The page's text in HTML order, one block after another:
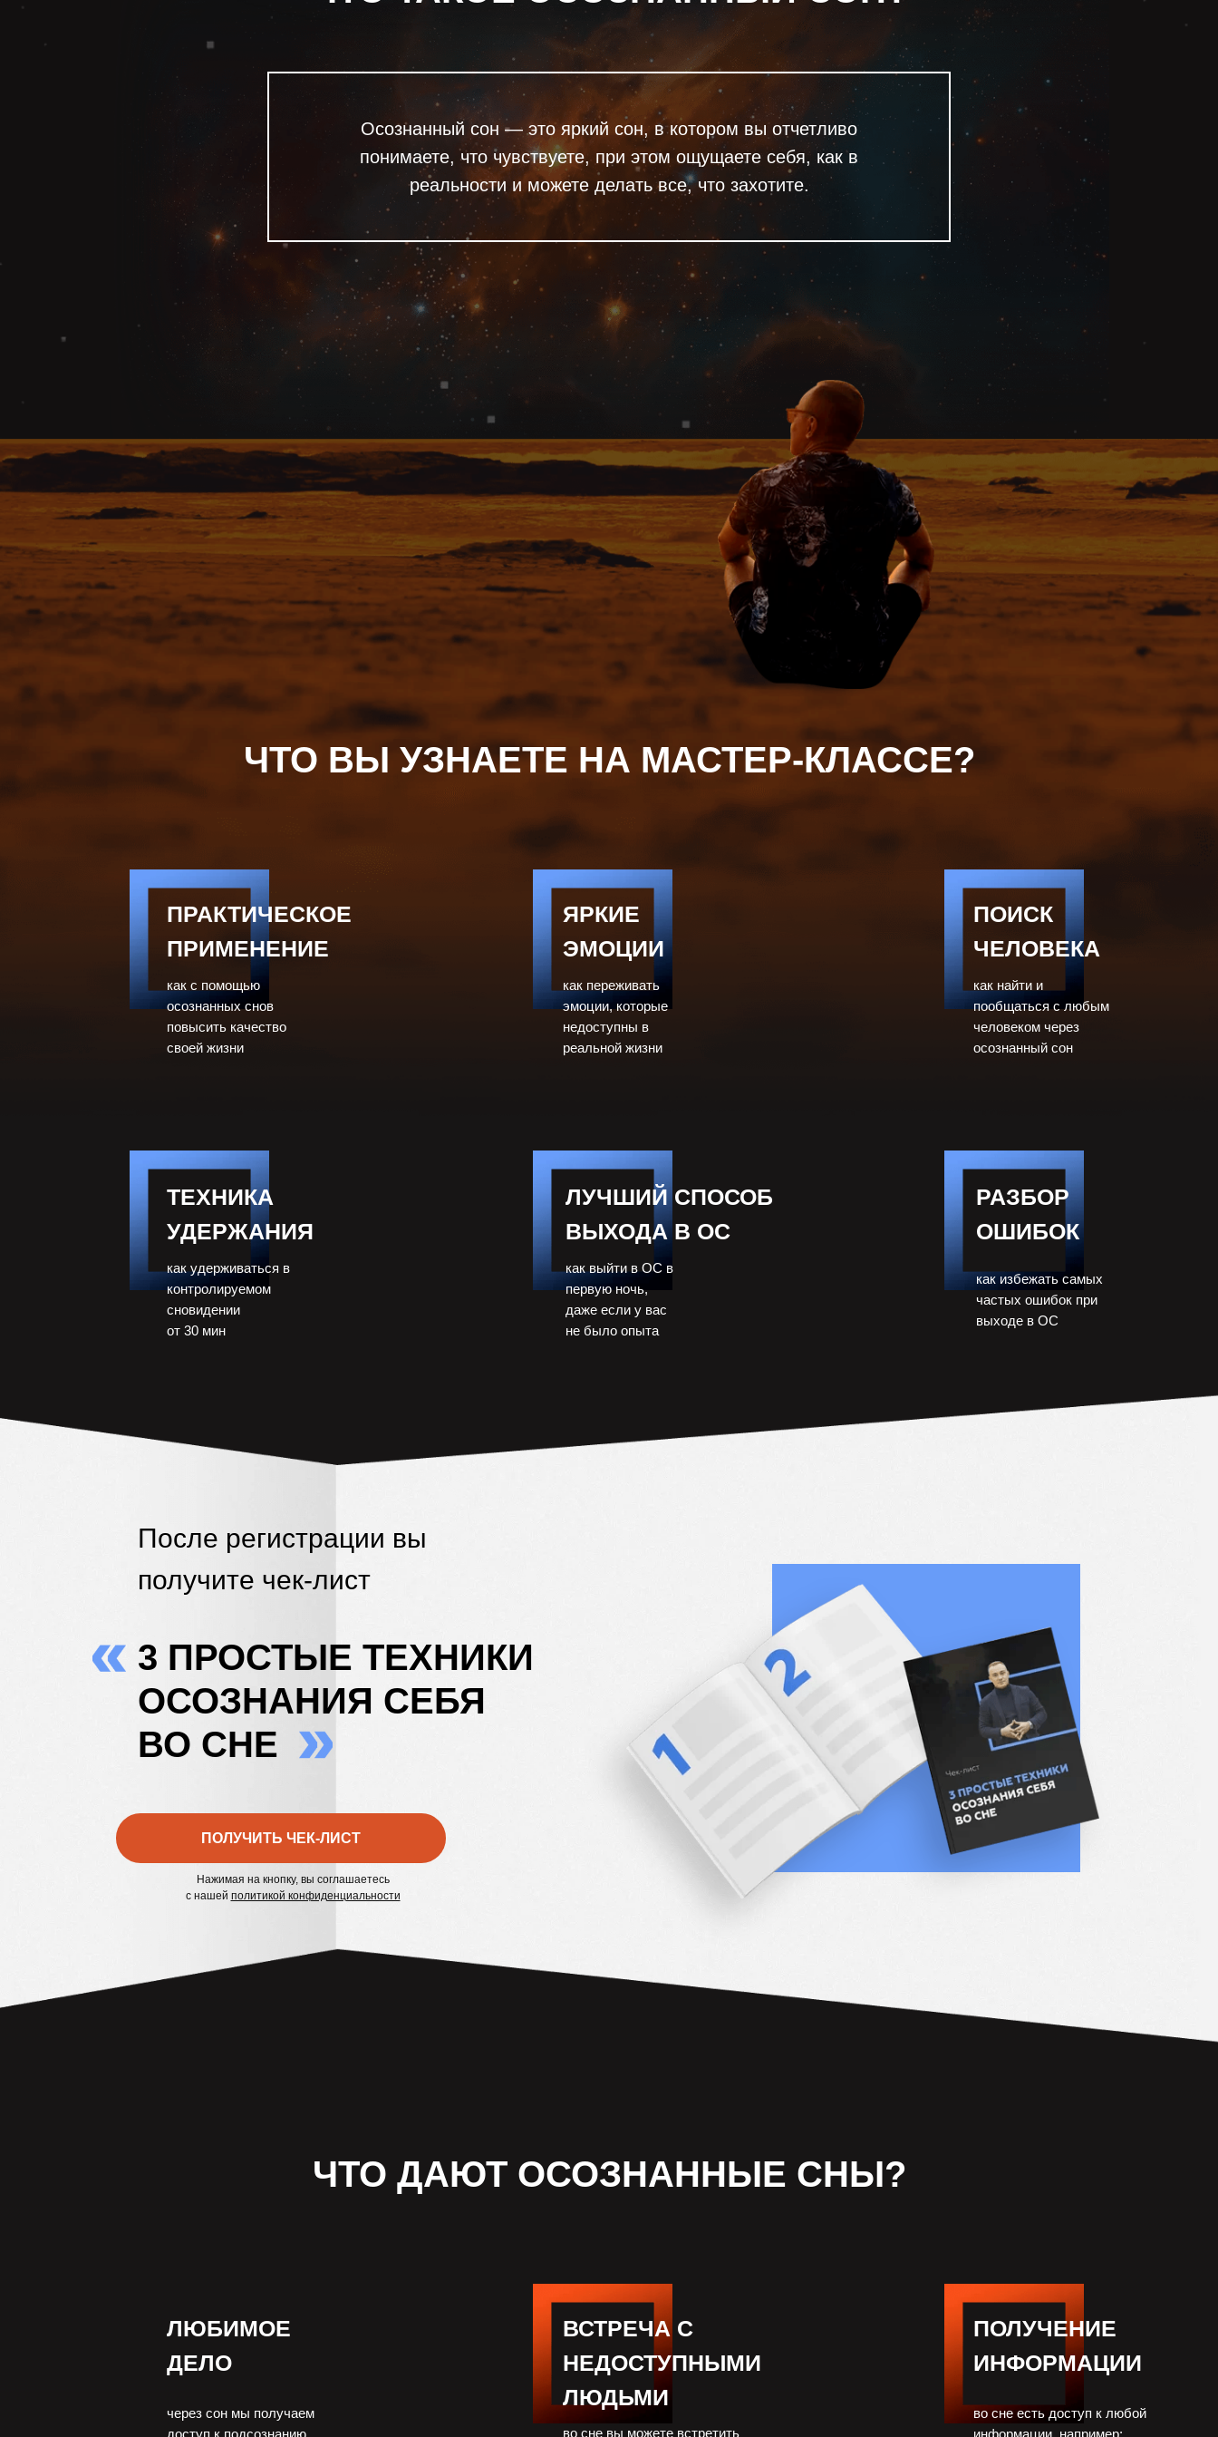
Осознанный сон — это яркий сон, в котором вы отчетливо
понимаете, что чувствуете, при этом ощущаете себя, как в
реальности и можете делать все, что захотите.
ЧТО ВЫ УЗНАЕТЕ НА МАСТЕР-КЛАССЕ?
ПРАКТИЧЕСКОЕ
ПРИМЕНЕНИЕ
как с помощью
осознанных снов
повысить качество
своей жизни
ЯРКИЕ
ЭМОЦИИ
как переживать
эмоции, которые
недоступны в
реальной жизни
ПОИСК
ЧЕЛОВЕКА
как найти и
пообщаться с любым
человеком через
осознанный сон
ТЕХНИКА
УДЕРЖАНИЯ
как удерживаться в
контролируемом
сновидении
от 30 мин
ЛУЧШИЙ СПОСОБ
ВЫХОДА В ОС
как выйти в ОС в
первую ночь,
даже если у вас
не было опыта
РАЗБОР
ОШИБОК
как избежать самых
частых ошибок при
выходе в ОС
После регистрации вы
получите чек-лист
3 ПРОСТЫЕ ТЕХНИКИ
ОСОЗНАНИЯ СЕБЯ
ВО СНЕ
ПОЛУЧИТЬ ЧЕК-ЛИСТ
Нажимая на кнопку, вы соглашаетесь
с нашей политикой конфиденциальности
ЧТО ДАЮТ ОСОЗНАННЫЕ СНЫ?
ЛЮБИМОЕ
ДЕЛО
через сон мы получаем
доступ к подсознанию,
ВСТРЕЧА C
НЕДОСТУПНЫМИ
ЛЮДЬМИ
во сне вы можете встретить
ПОЛУЧЕНИЕ
ИНФОРМАЦИИ
во сне есть доступ к любой
информации, например: